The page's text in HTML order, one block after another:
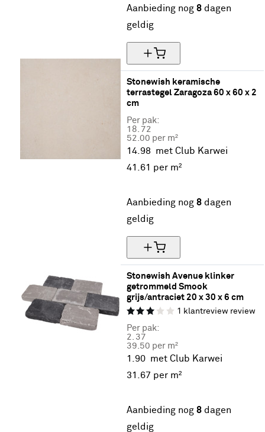
Aanbieding nog 8 dagen
geldig
Stonewish keramische
terrastegel Zaragoza 60 x 60 x 2
cm
Per pak:
18. 72
52.00 per m²
14.98
met Club Karwei
41. 61 per m²
Aanbieding nog 8 dagen
geldig
Stonewish Avenue klinker
getrommeld Smook
grijs/antraciet 20 x 30 x 6 cm
1 klantreview review
Per pak:
2. 37
39.50 per m²
1.90 met Club Karwei
31. 67 per m²
Aanbieding nog 8 dagen
geldig